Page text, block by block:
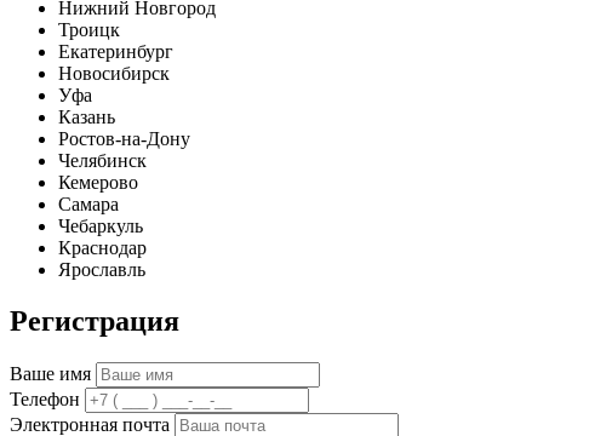
Нижний Новгород
Троицк
Екатеринбург
Новосибирск
Уфа
Казань
Ростов-на-Дону
Челябинск
Кемерово
Самара
Чебаркуль
Краснодар
Ярославль
Регистрация
Ваше имя
Телефон
Электронная почта